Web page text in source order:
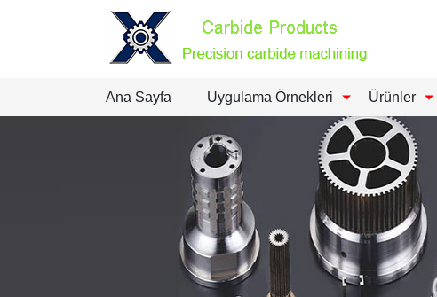
Ana Sayfa Uygulama Örnekleri Ürünler